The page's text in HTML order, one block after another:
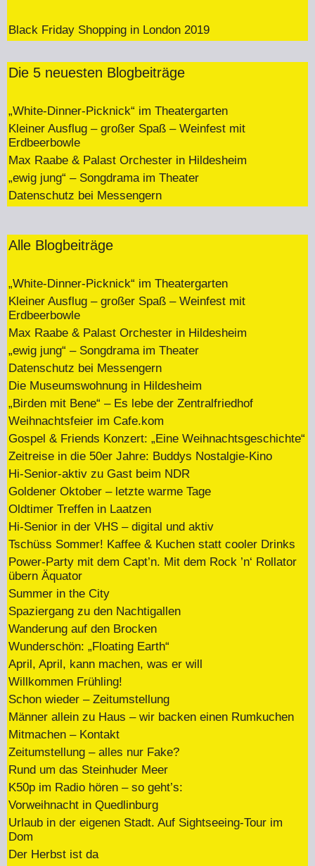
Black Friday Shopping in London 2019
Die 5 neuesten Blogbeiträge
„White-Dinner-Picknick“ im Theatergarten
Kleiner Ausflug – großer Spaß – Weinfest mit
Erdbeerbowle
Max Raabe & Palast Orchester in Hildesheim
„ewig jung“ – Songdrama im Theater
Datenschutz bei Messengern
Alle Blogbeiträge
„White-Dinner-Picknick“ im Theatergarten
Kleiner Ausflug – großer Spaß – Weinfest mit
Erdbeerbowle
Max Raabe & Palast Orchester in Hildesheim
„ewig jung“ – Songdrama im Theater
Datenschutz bei Messengern
Die Museumswohnung in Hildesheim
„Birden mit Bene“ – Es lebe der Zentralfriedhof
Weihnachtsfeier im Cafe.kom
Gospel & Friends Konzert: „Eine Weihnachtsgeschichte“
Zeitreise in die 50er Jahre: Buddys Nostalgie-Kino
Hi-Senior-aktiv zu Gast beim NDR
Goldener Oktober – letzte warme Tage
Oldtimer Treffen in Laatzen
Hi-Senior in der VHS – digital und aktiv
Tschüss Sommer! Kaffee & Kuchen statt cooler Drinks
Power-Party mit dem Capt’n. Mit dem Rock ’n‘ Rollator
übern Äquator
Summer in the City
Spaziergang zu den Nachtigallen
Wanderung auf den Brocken
Wunderschön: „Floating Earth“
April, April, kann machen, was er will
Willkommen Frühling!
Schon wieder – Zeitumstellung
Männer allein zu Haus – wir backen einen Rumkuchen
Mitmachen – Kontakt
Zeitumstellung – alles nur Fake?
Rund um das Steinhuder Meer
K50p im Radio hören – so geht’s:
Vorweihnacht in Quedlinburg
Urlaub in der eigenen Stadt. Auf Sightseeing-Tour im
Dom
Der Herbst ist da